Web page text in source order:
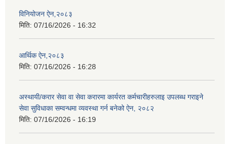
विनियोजन ऐन,२०८३
मिति: 07/16/2026 - 16:32
आर्थिक ऐन,२०८३
मिति: 07/16/2026 - 16:28
अस्थायी/करार सेवा वा सेवा करारमा कार्यरत कर्मचारीहरुलाइ उपलब्ध गराइने
सेवा सुविधाका सम्वन्धमा व्यवस्था गर्न बनेको ऐन, २०८२
मिति: 07/16/2026 - 16:19